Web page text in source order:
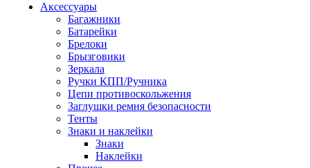
Аксессуары
Багажники
Батарейки
Брелоки
Брызговики
Зеркала
Ручки КПП/Ручника
Цепи противоскольжения
Заглушки ремня безопасности
Тенты
Знаки и наклейки
Знаки
Наклейки